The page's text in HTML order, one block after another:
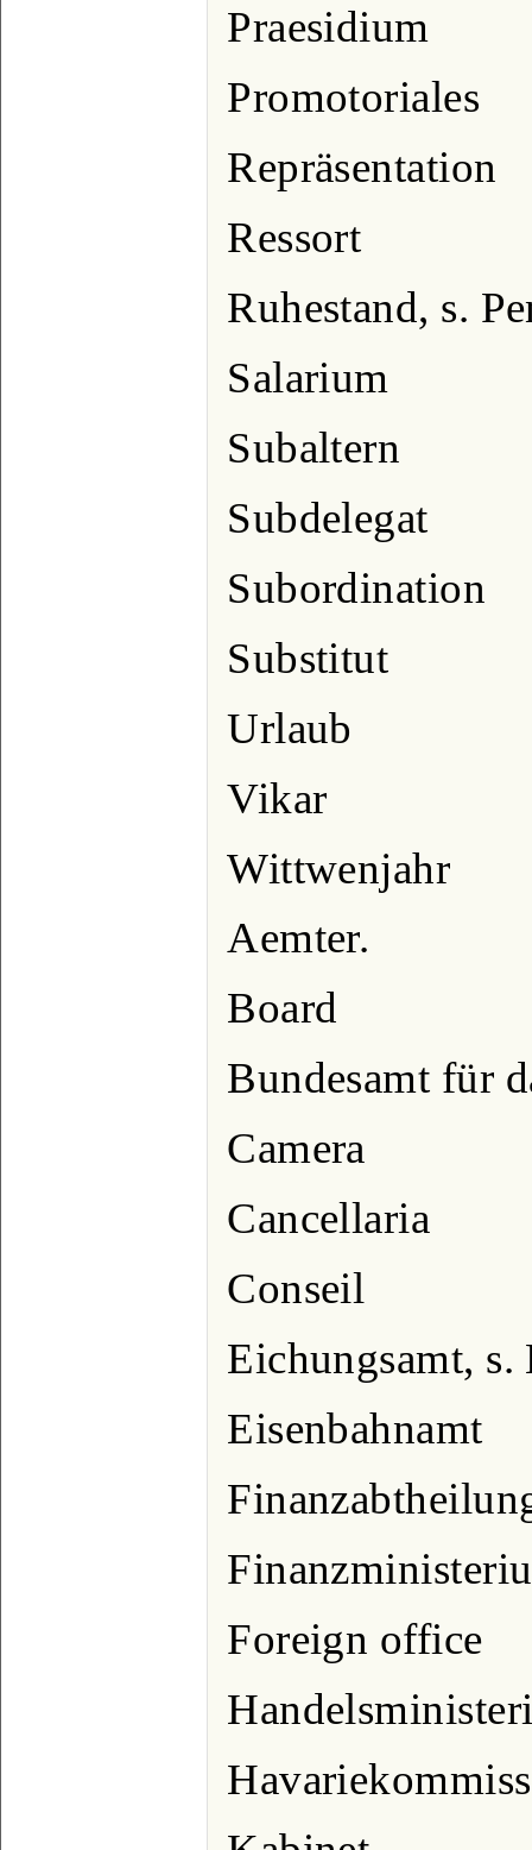
Praesidium
Promotoriales
Repräsentation
Ressort
Ruhestand, s.
Salarium
Subaltern
Subdelegat
Subordination
Substitut
Urlaub
Vikar
Wittwenjahr
Aemter.
Board
Bundesamt für
Camera
Cancellaria
Conseil
Eichungsamt, s.
Eisenbahnamt
Foreign office